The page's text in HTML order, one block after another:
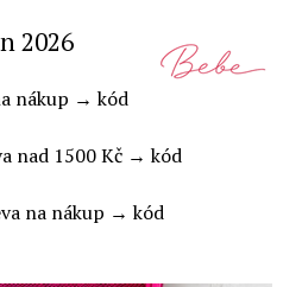
2026
nákup → kód
nad 1500 Kč → kód
na nákup → kód